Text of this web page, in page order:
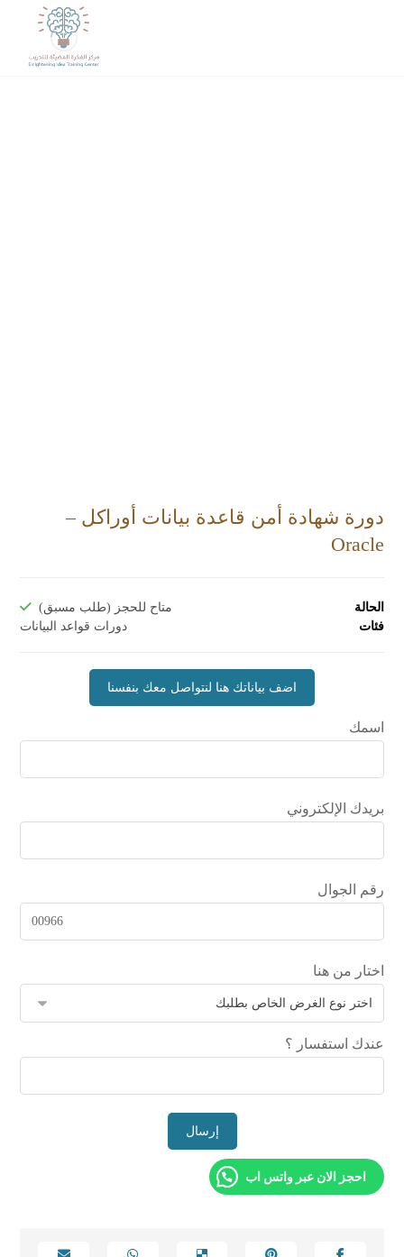
دورة شهادة أمن قاعدة بيانات أوراكل –
Oracle
الحالة
متاح للحجز (طلب مسبق)
فئات
دورات قواعد البيانات
اسمك
بريدك الإلكتروني
رقم الجوال
اختار من هنا
عندك استفسار ؟
احجز الان عبر واتس اب